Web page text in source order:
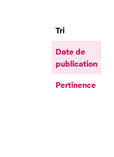
Tri
Date de
publication
Pertinence